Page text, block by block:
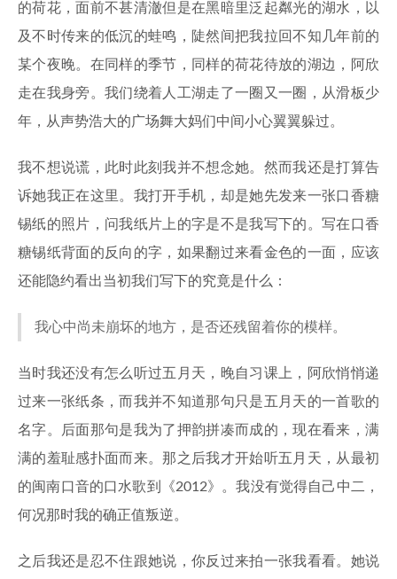
的荷花，面前不甚清澈但是在黑暗里泛起粼光的湖水，以
及不时传来的低沉的蛙鸣，陡然间把我拉回不知几年前的
某个夜晚。在同样的季节，同样的荷花待放的湖边，阿欣
走在我身旁。我们绕着人工湖走了一圈又一圈，从滑板少
年，从声势浩大的广场舞大妈们中间小心翼翼躲过。
我不想说谎，此时此刻我并不想念她。然而我还是打算告
诉她我正在这里。我打开手机，却是她先发来一张口香糖
锡纸的照片，问我纸片上的字是不是我写下的。写在口香
糖锡纸背面的反向的字，如果翻过来看金色的一面，应该
还能隐约看出当初我们写下的究竟是什么：
我心中尚未崩坏的地方，是否还残留着你的模样。
当时我还没有怎么听过五月天，晚自习课上，阿欣悄悄递
过来一张纸条，而我并不知道那句只是五月天的一首歌的
名字。后面那句是我为了押韵拼凑而成的，现在看来，满
满的羞耻感扑面而来。那之后我才开始听五月天，从最初
的闽南口音的口水歌到《2012》。我没有觉得自己中二，
何况那时我的确正值叛逆。
之后我还是忍不住跟她说，你反过来拍一张我看看。她说